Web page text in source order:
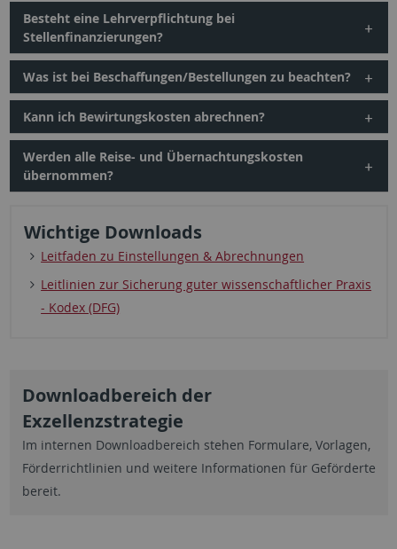
Besteht eine Lehrverpflichtung bei
Stellenfinanzierungen?
Was ist bei Beschaffungen/Bestellungen zu beachten?
Kann ich Bewirtungskosten abrechnen?
Werden alle Reise- und Übernachtungskosten
übernommen?
Wichtige Downloads
Leitfaden zu Einstellungen & Abrechnungen
Leitlinien zur Sicherung guter wissenschaftlicher Praxis
- Kodex (DFG)
Downloadbereich der
Exzellenzstrategie
Im internen Downloadbereich stehen Formulare, Vorlagen,
Förderrichtlinien und weitere Informationen für Geförderte
bereit.